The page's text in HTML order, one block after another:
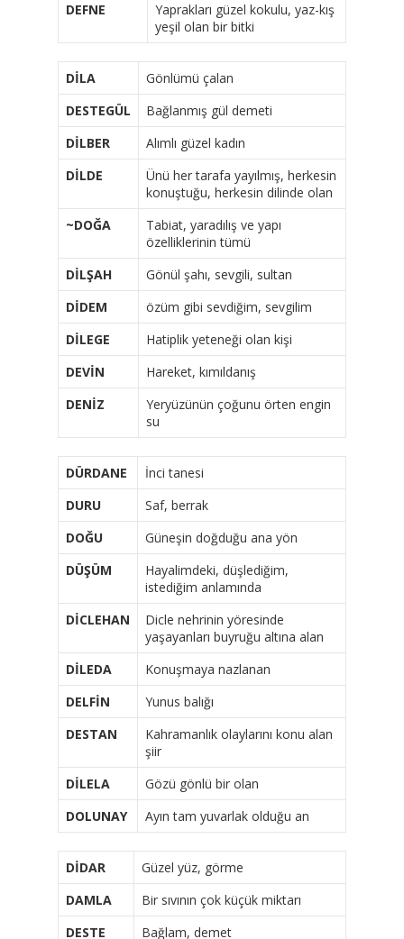
DEFNE
Yaprakları güzel kokulu, yaz-kış
yeşil olan bir bitki
DİLA
Gönlümü çalan
DESTEGÜL
Bağlanmış gül demeti
DİLBER
Alımlı güzel kadın
DİLDE
Ünü her tarafa yayılmış, herkesin
konuştuğu, herkesin dilinde olan
~DOĞA
Tabiat, yaradılış ve yapı
özelliklerinin tümü
DİLŞAH
Gönül şahı, sevgili, sultan
DİDEM
özüm gibi sevdiğim, sevgilim
DİLEGE
Hatiplik yeteneği olan kişi
DEVİN
Hareket, kımıldanış
DENİZ
Yeryüzünün çoğunu örten engin
su
DÜRDANE
İnci tanesi
DURU
Saf, berrak
DOĞU
Güneşin doğduğu ana yön
DÜŞÜM
Hayalimdeki, düşlediğim,
istediğim anlamında
DİCLEHAN
Dicle nehrinin yöresinde
yaşayanları buyruğu altına alan
DİLEDA
Konuşmaya nazlanan
DELFİN
Yunus balığı
DESTAN
Kahramanlık olaylarını konu alan
şiir
DİLELA
Gözü gönlü bir olan
DOLUNAY
Ayın tam yuvarlak olduğu an
DİDAR
Güzel yüz, görme
DAMLA
Bir sıvının çok küçük miktarı
DESTE
Bağlam, demet